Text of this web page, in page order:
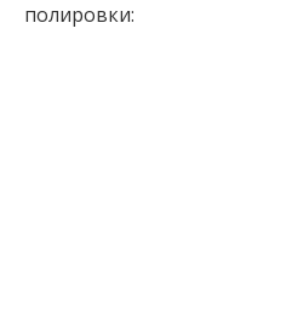
полировки: